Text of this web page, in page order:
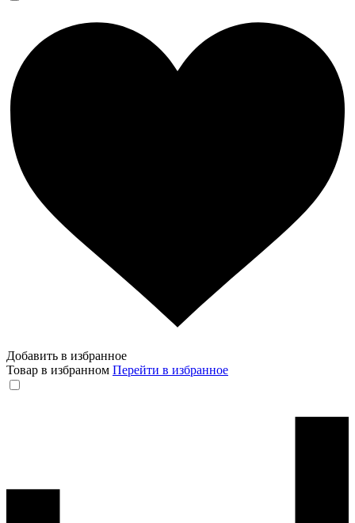
Добавить в избранное
Товар в избранном Перейти в избранное